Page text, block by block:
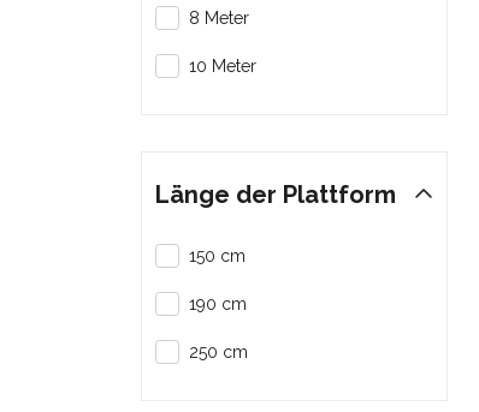
8 Meter
10 Meter
Länge der Plattform
150 cm
190 cm
250 cm